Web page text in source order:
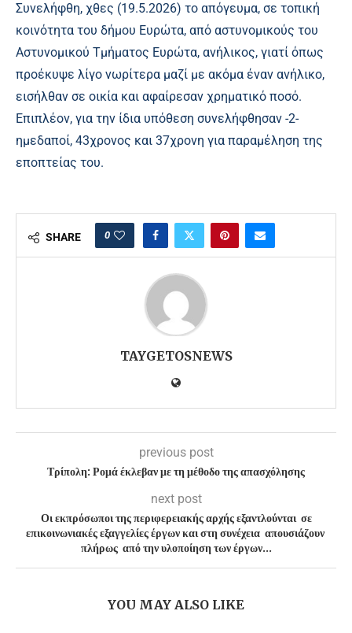
Συνελήφθη, χθες (19.5.2026) το απόγευμα, σε τοπική
κοινότητα του δήμου Ευρώτα, από αστυνομικούς του
Αστυνομικού Τμήματος Ευρώτα, ανήλικος, γιατί όπως
προέκυψε λίγο νωρίτερα μαζί με ακόμα έναν ανήλικο,
εισήλθαν σε οικία και αφαίρεσαν χρηματικό ποσό.
Επιπλέον, για την ίδια υπόθεση συνελήφθησαν -2-
ημεδαποί, 43χρονος και 37χρονη για παραμέληση της
εποπτείας του.
SHARE 0
TAYGETOSNEWS
previous post
Τρίπολη: Ρομά έκλεβαν με τη μέθοδο της απασχόλησης
next post
Οι εκπρόσωποι της περιφερειακής αρχής εξαντλούνται σε
επικοινωνιακές εξαγγελίες έργων και στη συνέχεια απουσιάζουν
πλήρως από την υλοποίηση των έργων…
YOU MAY ALSO LIKE